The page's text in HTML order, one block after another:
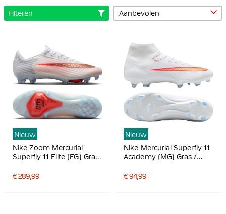
Filteren
Nieuw
Nike Zoom Mercurial
Superfly 11 Elite (FG) Gras
Felrood Goud
€ 289,99
Nieuw
Nike Mercurial Superfly 11
Academy (MG) Gras /
Voetbalschoenen Wit
€ 94,99